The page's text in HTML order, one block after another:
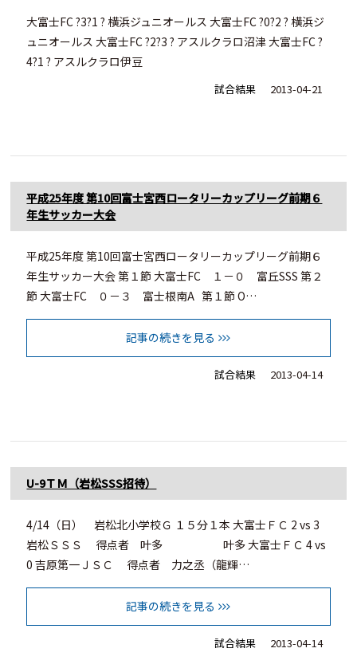
大富士FC ?3?1 ? 横浜ジュニオールス 大富士FC ?0?2 ? 横浜ジ
ュニオールス 大富士FC ?2?3 ? アスルクラロ沼津 大富士FC ?
4?1 ? アスルクラロ伊豆
試合結果 2013-04-21
平成25年度 第10回富士宮西ロータリーカップリーグ前期６
年生サッカー大会
平成25年度 第10回富士宮西ロータリーカップリーグ前期６
年生サッカー大会 第１節 大富士FC １－０ 富丘SSS 第２
節 大富士FC ０－３ 富士根南A 第１節 O…
記事の続きを見る
試合結果 2013-04-14
U-9ＴＭ（岩松SSS招待）
4/14（日） 岩松北小学校Ｇ １５分１本 大富士ＦＣ 2 vs 3
岩松ＳＳＳ 得点者 叶多 叶多 大富士ＦＣ 4 vs
0 吉原第一ＪＳＣ 得点者 力之丞（龍輝…
記事の続きを見る
試合結果 2013-04-14